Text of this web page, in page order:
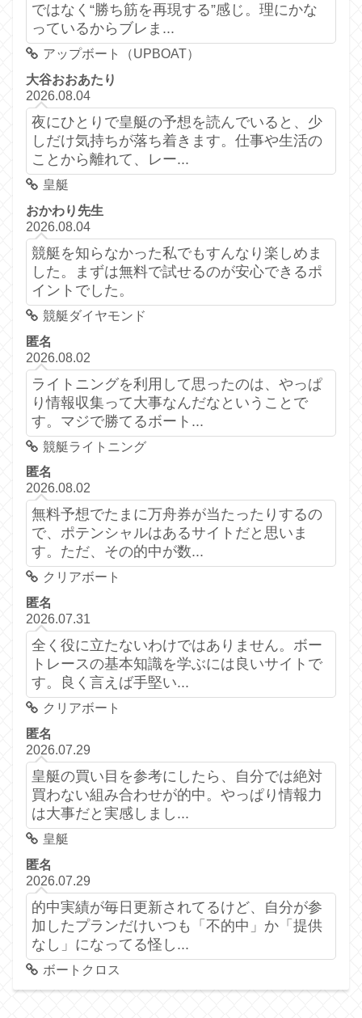
ではなく“勝ち筋を再現する”感じ。理にかな
っているからブレま...
アップボート（UPBOAT）
大谷おおあたり
2026.08.04
夜にひとりで皇艇の予想を読んでいると、少
しだけ気持ちが落ち着きます。仕事や生活の
ことから離れて、レー...
皇艇
おかわり先生
2026.08.04
競艇を知らなかった私でもすんなり楽しめま
した。まずは無料で試せるのが安心できるポ
イントでした。
競艇ダイヤモンド
匿名
2026.08.02
ライトニングを利用して思ったのは、やっぱ
り情報収集って大事なんだなということで
す。マジで勝てるボート...
競艇ライトニング
匿名
2026.08.02
無料予想でたまに万舟券が当たったりするの
で、ポテンシャルはあるサイトだと思いま
す。ただ、その的中が数...
クリアボート
匿名
2026.07.31
全く役に立たないわけではありません。ボー
トレースの基本知識を学ぶには良いサイトで
す。良く言えば手堅い...
クリアボート
匿名
2026.07.29
皇艇の買い目を参考にしたら、自分では絶対
買わない組み合わせが的中。やっぱり情報力
は大事だと実感しまし...
皇艇
匿名
2026.07.29
的中実績が毎日更新されてるけど、自分が参
加したプランだけいつも「不的中」か「提供
なし」になってる怪し...
ボートクロス